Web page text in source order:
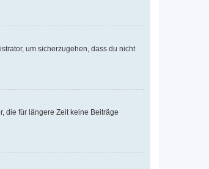
um sicherzugehen, dass du nicht
die für längere Zeit keine Beiträge